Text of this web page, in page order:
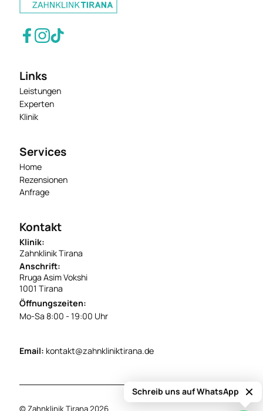
Links
Leistungen
Experten
Klinik
Services
Home
Rezensionen
Anfrage
Kontakt
Klinik:
Zahnklinik Tirana
Anschrift:
Rruga Asim Vokshi
1001 Tirana
Öffnungszeiten:
Mo-Sa 8:00 - 19:00 Uhr
Email: kontakt@zahnkliniktirana.de
© Zahnklinik Tirana 2026
Schreib uns auf WhatsApp